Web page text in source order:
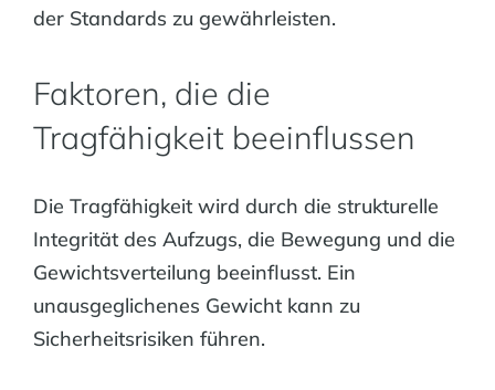
der Standards zu gewährleisten.
Faktoren, die die
Tragfähigkeit beeinflussen
Die Tragfähigkeit wird durch die strukturelle
Integrität des Aufzugs, die Bewegung und die
Gewichtsverteilung beeinflusst. Ein
unausgeglichenes Gewicht kann zu
Sicherheitsrisiken führen.